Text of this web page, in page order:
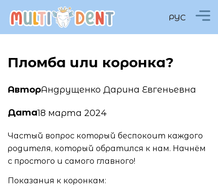
РУС
Пломба или коронка?
АвторАндрущенко Дарина Евгеньевна
Дата18 марта 2024
Частый вопрос который беспокоит каждого
родителя, который обратился к нам. Начнём
с простого и самого главного!
Показания к коронкам: